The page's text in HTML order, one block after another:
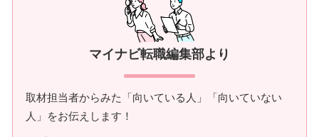
マイナビ転職編集部より
取材担当者からみた「向いている人」「向いていない
人」をお伝えします！